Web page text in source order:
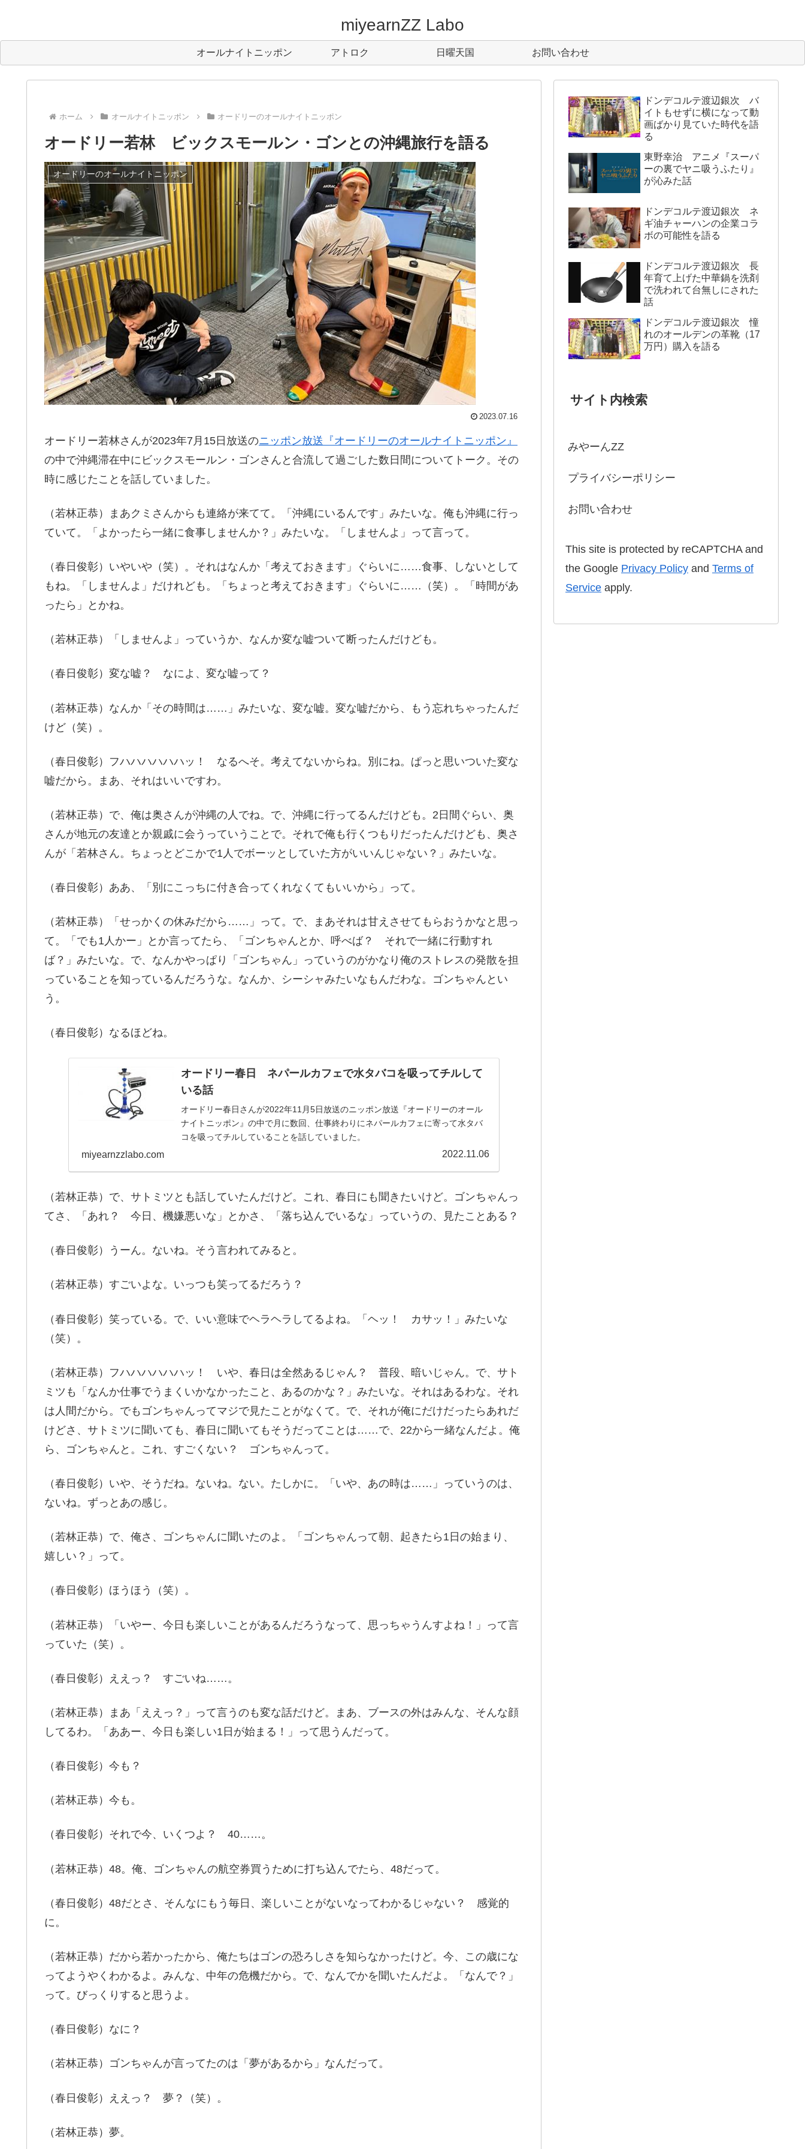
miyearnZZ Labo
オールナイトニッポン アトロク 日曜天国 お問い合わせ
ホーム オールナイトニッポン オードリーのオールナイトニッポン
オードリー若林 ビックスモールン・ゴンとの沖縄旅行を語る
オードリーのオールナイトニッポン
2023.07.16
オードリー若林さんが2023年7月15日放送のニッポン放送『オードリーのオールナイトニッポン』
の中で沖縄滞在中にビックスモールン・ゴンさんと合流して過ごした数日間についてトーク。その
時に感じたことを話していました。
（若林正恭）まあクミさんからも連絡が来てて。「沖縄にいるんです」みたいな。俺も沖縄に行っ
ていて。「よかったら一緒に食事しませんか？」みたいな。「しませんよ」って言って。
（春日俊彰）いやいや（笑）。それはなんか「考えておきます」ぐらいに……食事、しないとして
もね。「しませんよ」だけれども。「ちょっと考えておきます」ぐらいに……（笑）。「時間があ
ったら」とかね。
（若林正恭）「しませんよ」っていうか、なんか変な嘘ついて断ったんだけども。
（春日俊彰）変な嘘？ なによ、変な嘘って？
（若林正恭）なんか「その時間は……」みたいな、変な嘘。変な嘘だから、もう忘れちゃったんだ
けど（笑）。
（春日俊彰）フハハハハハハッ！ なるへそ。考えてないからね。別にね。ぱっと思いついた変な
嘘だから。まあ、それはいいですわ。
（若林正恭）で、俺は奥さんが沖縄の人でね。で、沖縄に行ってるんだけども。2日間ぐらい、奥
さんが地元の友達とか親戚に会うっていうことで。それで俺も行くつもりだったんだけども、奥さ
んが「若林さん。ちょっとどこかで1人でボーッとしていた方がいいんじゃない？」みたいな。
（春日俊彰）ああ、「別にこっちに付き合ってくれなくてもいいから」って。
（若林正恭）「せっかくの休みだから……」って。で、まあそれは甘えさせてもらおうかなと思っ
て。「でも1人かー」とか言ってたら、「ゴンちゃんとか、呼べば？ それで一緒に行動すれ
ば？」みたいな。で、なんかやっぱり「ゴンちゃん」っていうのがかなり俺のストレスの発散を担
っていることを知っているんだろうな。なんか、シーシャみたいなもんだわな。ゴンちゃんとい
う。
（春日俊彰）なるほどね。
オードリー春日 ネパールカフェで水タバコを吸ってチルして
いる話
オードリー春日さんが2022年11月5日放送のニッポン放送『オードリーのオール
ナイトニッポン』の中で月に数回、仕事終わりにネパールカフェに寄って水タバ
コを吸ってチルしていることを話していました。
miyearnzzlabo.com 2022.11.06
（若林正恭）で、サトミツとも話していたんだけど。これ、春日にも聞きたいけど。ゴンちゃんっ
てさ、「あれ？ 今日、機嫌悪いな」とかさ、「落ち込んでいるな」っていうの、見たことある？
（春日俊彰）うーん。ないね。そう言われてみると。
（若林正恭）すごいよな。いっつも笑ってるだろう？
（春日俊彰）笑っている。で、いい意味でヘラヘラしてるよね。「ヘッ！ カサッ！」みたいな
（笑）。
（若林正恭）フハハハハハハッ！ いや、春日は全然あるじゃん？ 普段、暗いじゃん。で、サト
ミツも「なんか仕事でうまくいかなかったこと、あるのかな？」みたいな。それはあるわな。それ
は人間だから。でもゴンちゃんってマジで見たことがなくて。で、それが俺にだけだったらあれだ
けどさ、サトミツに聞いても、春日に聞いてもそうだってことは……で、22から一緒なんだよ。俺
ら、ゴンちゃんと。これ、すごくない？ ゴンちゃんって。
（春日俊彰）いや、そうだね。ないね。ない。たしかに。「いや、あの時は……」っていうのは、
ないね。ずっとあの感じ。
（若林正恭）で、俺さ、ゴンちゃんに聞いたのよ。「ゴンちゃんって朝、起きたら1日の始まり、
嬉しい？」って。
（春日俊彰）ほうほう（笑）。
（若林正恭）「いやー、今日も楽しいことがあるんだろうなって、思っちゃうんすよね！」って言
っていた（笑）。
（春日俊彰）ええっ？ すごいね……。
（若林正恭）まあ「ええっ？」って言うのも変な話だけど。まあ、ブースの外はみんな、そんな顔
してるわ。「ああー、今日も楽しい1日が始まる！」って思うんだって。
（春日俊彰）今も？
（若林正恭）今も。
（春日俊彰）それで今、いくつよ？ 40……。
（若林正恭）48。俺、ゴンちゃんの航空券買うために打ち込んでたら、48だって。
（春日俊彰）48だとさ、そんなにもう毎日、楽しいことがないなってわかるじゃない？ 感覚的
に。
（若林正恭）だから若かったから、俺たちはゴンの恐ろしさを知らなかったけど。今、この歳にな
ってようやくわかるよ。みんな、中年の危機だから。で、なんでかを聞いたんだよ。「なんで？」
って。びっくりすると思うよ。
（春日俊彰）なに？
（若林正恭）ゴンちゃんが言ってたのは「夢があるから」なんだって。
（春日俊彰）ええっ？ 夢？（笑）。
（若林正恭）夢。
ドンデコルテ渡辺銀次 バ
イトもせずに横になって動
画ばかり見ていた時代を語
る
東野幸治 アニメ『スーパ
ーの裏でヤニ吸うふたり』
が沁みた話
ドンデコルテ渡辺銀次 ネ
ギ油チャーハンの企業コラ
ボの可能性を語る
ドンデコルテ渡辺銀次 長
年育て上げた中華鍋を洗剤
で洗われて台無しにされた
話
ドンデコルテ渡辺銀次 憧
れのオールデンの革靴（17
万円）購入を語る
サイト内検索
みやーんZZ
プライバシーポリシー
お問い合わせ
This site is protected by reCAPTCHA and
the Google Privacy Policy and Terms of
Service apply.